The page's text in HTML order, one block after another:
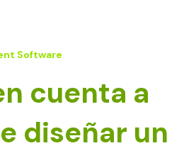
Software
cuenta a
diseñar un